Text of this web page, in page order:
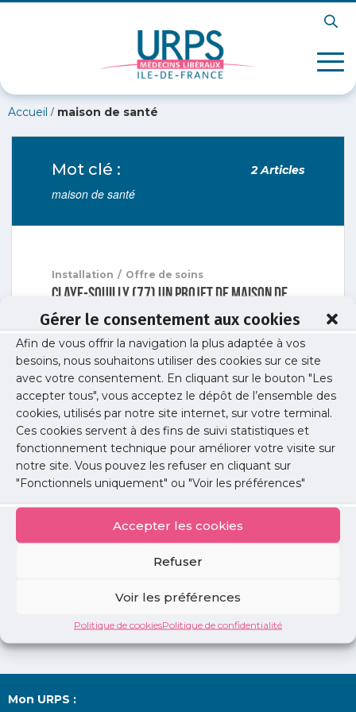
Gérer le consentement aux cookies
Afin de vous offrir la navigation la plus adaptée à vos
besoins, nous souhaitons utiliser des cookies sur ce site
avec votre consentement. En cliquant sur le bouton "Les
accepter tous", vous acceptez le dépôt de l’ensemble des
cookies, utilisés par notre site internet, sur votre terminal.
Ces cookies servent à des fins de suivi statistiques et
fonctionnement technique pour améliorer votre visite sur
notre site. Vous pouvez les refuser en cliquant sur
"Fonctionnels uniquement" ou "Voir les préférences"
Accepter les cookies
Refuser
Voir les préférences
Politique de cookiesPolitique de confidentialité
Accueil / maison de santé
Mot clé : 2 Articles
maison de santé
Installation / Offre de soins
Claye-Souilly (77) Un projet de maison de
santé pour juin 2019
L'URPS médecins accompagne la ville de Claye-
Souilly dans la création de sa maison de santé.
Lire l'article
L’URPS au prochain comité FIR le 1er février
2018
L’URPS médecins défend les projets des
médecins libéraux au comité FIR.
Mon URPS :